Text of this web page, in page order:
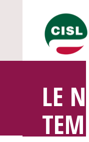
LE